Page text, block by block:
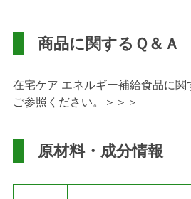
商品に関するＱ＆Ａ
在宅ケア エネルギー補給食品に関
ご参照ください。＞＞＞
原材料・成分情報